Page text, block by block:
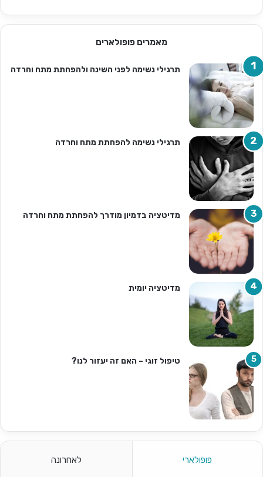
מאמרים פופולארים
תרגילי נשימה לפני השינה ולהפחתת מתח וחרדה
תרגילי נשימה להפחתת מתח וחרדה
מדיטציה בדמיון מודרך להפחתת מתח וחרדה
מדיטציה יומית
טיפול זוגי – האם זה יעזור לנו?
פופולארי לאחרונה